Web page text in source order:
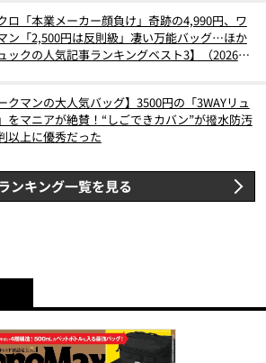
ロ「本業メーカー顔負け」奇跡の4,990円、ワ
ン「2,500円は反則級」凄い万能バッグ…ほか
ックの人気記事ランキングベスト3】（2026年
クマンの大人気バッグ】3500円の「3WAYリュ
をマニアが絶賛！“しごできカバン”が撥水防汚
以上に優秀だった
ランキング一覧を見る